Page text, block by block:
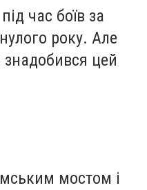
час боїв за
року. Але
цей
мостом і